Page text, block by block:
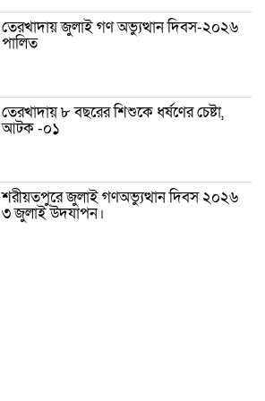
তেরখাদায় জুলাই গণ অভ্যুত্থান দিবস-২০২৬
পালিত
তেরখাদায় ৮ বছরের শিশুকে ধর্ষণের চেষ্টা,
আটক -০১
শরীয়তপুরে জুলাই গণঅভ্যুত্থান দিবস ২০২৬
৩ জুলাই উদযাপন।